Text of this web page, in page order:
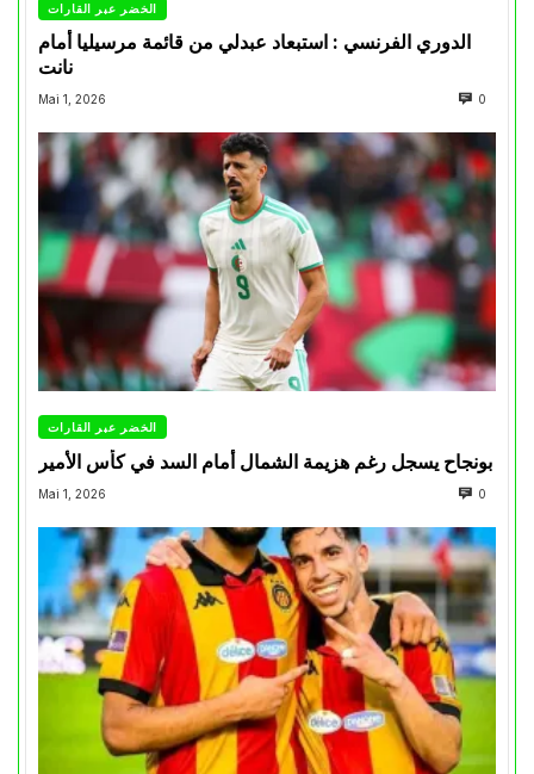
الخضر عبر القارات
الدوري الفرنسي : استبعاد عبدلي من قائمة مرسيليا أمام
نانت
Mai 1, 2026 0
الخضر عبر القارات
بونجاح يسجل رغم هزيمة الشمال أمام السد في كأس الأمير
Mai 1, 2026 0